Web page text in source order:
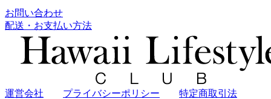
お問い合わせ
配送・お支払い方法
運営会社 プライバシーポリシー 特定商取引法